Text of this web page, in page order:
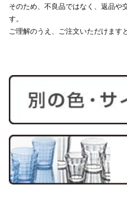
そのため、不良品ではなく、返品や
す。
ご理解のうえ、ご注文いただけます